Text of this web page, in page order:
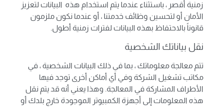
زمنية أقصر ، باستثناء عندما يتم استخدام هذه البيانات لتعزيز
الأمان أو لتحسين وظائف خدمتنا ، أو عندما نكون ملزمون
قانوناً بالاحتفاظ بهذه البيانات لفترات زمنية أطول.
نقل بياناتك الشخصية
تتم معالجة معلوماتك ، بما في ذلك البيانات الشخصية ، في
مكاتب تشغيل الشركة وفي أي أماكن أخرى توجد فيها
الأطراف المشاركة في المعالجة. وهذا يعني أنه قد يتم نقل
هذه المعلومات إلى أجهزة الكمبيوتر الموجودة خارج بلدك أو